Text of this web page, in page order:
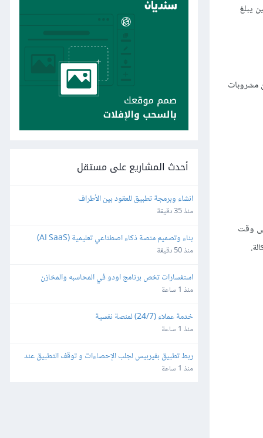
يبلغ
علب من الكولا، أو علبتين من مشروبات
وقت
أحدث المشاريع على مستقل
انشاء وبرمجة تطبيق للعقود بين الأطراف
منذ 35 دقيقة
للمعلمين باستخدام Bubble.io
منذ 50 دقيقة
استفسارات تخص برنامج اودو في المحاسبه والمخازن
منذ 1 ساعة
خدمة عملاء (24/7) لمنصة نفسية
منذ 1 ساعة
مدة ٣ ايام
منذ 1 ساعة